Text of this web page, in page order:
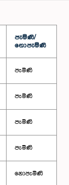
පැමිණි/
නොපැමිණි
පැමිණි
පැමිණි
පැමිණි
පැමිණි
නොපැමිණි